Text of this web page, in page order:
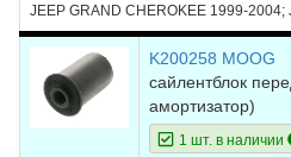
JEEP GRAND CHEROKEE 1999-2004;
K200258 MOOG
сайлентблок
амортизатор)
1 шт. в наличии